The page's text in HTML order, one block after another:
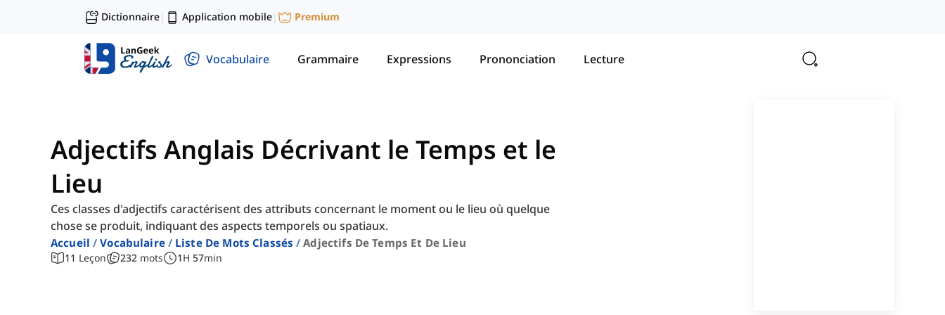
Dictionnaire| Application mobile| Premium
Vocabulaire Grammaire Expressions Prononciation Lecture
Adjectifs Anglais Décrivant le Temps et le
Lieu
Ces classes d'adjectifs caractérisent des attributs concernant le moment ou le lieu où quelque
chose se produit, indiquant des aspects temporels ou spatiaux.
Accueil Vocabulaire Liste De Mots Classés Adjectifs De Temps Et De Lieu
11 Leçon 232 mots 1H 57min